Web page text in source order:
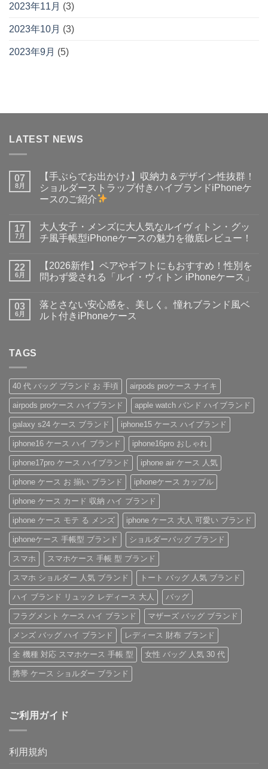
2023年11月 (3)
2023年10月 (3)
2023年9月 (5)
LATEST NEWS
07
8月
【手ぶらでお出かけ♪】収納力＆デザイン性抜群！
ショルダーストラップ付きハイブランドiPhoneケ
ースのご紹介
ら
で
お
♪】
収
＆
デ
ザ
ル
ダ
ー
ス
ト
ラ
ッ
プ
付
き
ハ
イ
ブ
ラ
ン
ド
iPhone
ケ
ー
ス
の
ご
紹
へ
の
ン
ト
は
り
ま
17
7月
大人女子・メンズに大人気なルイヴィトン・グッ
チ風手帳型iPhoneケースの魅力を徹底レビュー！
子・
メ
に
大
人
ン・
グ
ッ
チ
風
手
帳
型
iPhone
ケ
ー
ス
の
魅
力
を
徹
底
レ
ビ
ュ
ー！
へ
ト
は
あ
り
ま
22
6月
【2026新作】ペアやギフトにもおすすめ！性別を
問わず愛される「ルイ・ヴィトン iPhoneケース」
作】
ペ
ア
す
す
め！
性
別
を
問
わ
ず
愛
さ
れ
る
「ル
イ・
ヴ
ィ
ト
ン
iPhone
ケ
ー
ス」
の
ン
ト
は
03
6月
落とさない安心感を、美しく。憧れブランド風ベ
ルト付きiPhoneケース
感
を、
美
し
く。
憧
れ
ブ
ラ
ン
ド
風
ベ
ル
ト
付
き
iPhone
ケ
ー
ス
へ
の
あ
り
ま
せ
ん
TAGS
40 代 バッグ ブランド お 手頃 airpods proケース ナイキ
airpods proケース ハイブランド apple watch バンド ハイブランド
galaxy s24 ケース ブランド iphone15 ケース ハイブランド
iphone16 ケース ハイ ブランド iphone16pro おしゃれ
iphone17pro ケース ハイブランド iphone air ケース 人気
iphone ケース お 揃い ブランド iphoneケース カップル
iphone ケース カード 収納 ハイ ブランド
iphone ケース モテ る メンズ iphone ケース 大人 可愛い ブランド
iphoneケース 手帳型 ブランド ショルダーバッグ ブランド
スマホ スマホケース 手帳 型 ブランド
スマホ ショルダー 人気 ブランド トート バッグ 人気 ブランド
ハイ ブランド リュック レディース 大人 バッグ
フラグメント ケース ハイ ブランド マザーズ バッグ ブランド
メンズ バッグ ハイ ブランド レディース 財布 ブランド
全 機種 対応 スマホケース 手帳 型 女性 バッグ 人気 30 代
携帯 ケース ショルダー ブランド
ご利用ガイド
利用規約